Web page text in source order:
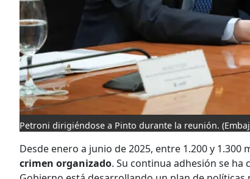
Petroni dirigiéndose a Pinto durante la reunión.
Desde enero a junio de 2025, entre 1.200 y
crimen organizado. Su continua adhesión se ha